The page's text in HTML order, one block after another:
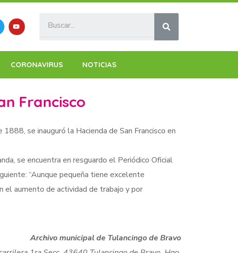
CORONAVIRUS NOTICIAS
Francisco
se inauguró la Hacienda de San Francisco en
se encuentra en resguardo el Periódico Oficial
“Aunque pequeña tiene excelente
el aumento de actividad de trabajo y por
Archivo municipal de Tulancingo de Bravo